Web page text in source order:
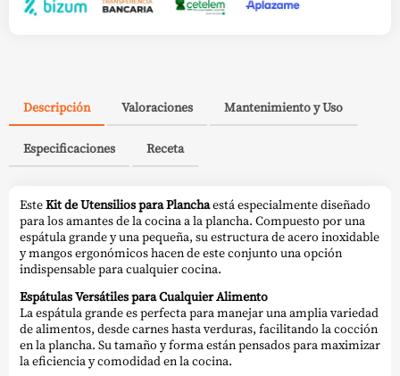
Descripción Valoraciones Mantenimiento y Uso
Especificaciones Receta
EsteKit de Utensilios para Planchaestá especialmente diseñado
para los amantes de la cocina a la plancha. Compuesto por una
espátula grande y una pequeña, su estructura de acero inoxidable
y mangos ergonómicos hacen de este conjunto una opción
indispensable para cualquier cocina.
Espátulas Versátiles para Cualquier Alimento
La espátula grande es perfecta para manejar una amplia variedad
de alimentos, desde carnes hasta verduras, facilitando la cocción
en la plancha. Su tamaño y forma están pensados para maximizar
la eficiencia y comodidad en la cocina.